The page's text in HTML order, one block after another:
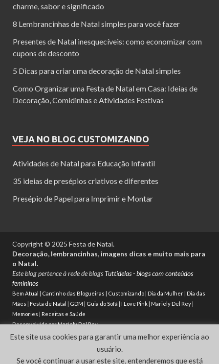
charme, sabor e significado
8 Lembrancinhas de Natal simples para você fazer
Presentes de Natal inesquecíveis: como economizar com
cupons de desconto
5 Dicas para criar uma decoração de Natal simples
Como Organizar uma Festa de Natal em Casa: Ideias de
Decoração, Comidinhas e Atividades Festivas
VEJA NO BLOG CUSTOMIZANDO
Atividades de Natal para Educação Infantil
35 ideias de presépios criativos e diferentes
Presépio de Papel para Imprimir e Montar
Copyright © 2025 Festa de Natal.
Decoração, lembrancinhas, imagens dicas e muito mais para
o Natal.
Este blog pertence à rede de blogs Tuttidelas - blogs com conteúdos
femininos
Bem Atual Cantinho das Blogueiras Customizando Dia da Mulher Dia das
Mães
Festa de Natal GDM Guia do Sofá I Love Pink Mariely Del Rey
Memories
Receitas e Saúde
Desenvolvido porMariely Del Rey
Powered by WordPressandHitMag
Este site usa cookies para garantir uma melhor experiência ao
usuário.
Se você continuar a usar este site, entenderemos que está